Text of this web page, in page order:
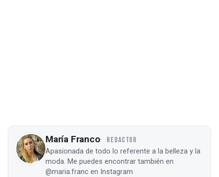
María Franco REDACTOR
Apasionada de todo lo referente a la belleza y la
moda. Me puedes encontrar también en
@maria.franc en Instagram